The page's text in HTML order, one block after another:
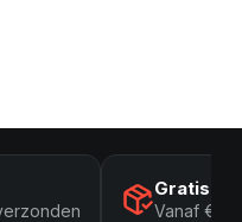
Gratis
Vanaf €